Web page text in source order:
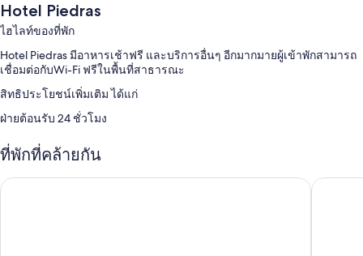
Hotel Piedras
ไฮไลท์ของที่พัก
Hotel Piedras มีอาหารเช้าฟรี และบริการอื่นๆ อีกมากมายผู้เข้าพักสามารถ
เชื่อมต่อกับWi-Fi ฟรีในพื้นที่สาธารณะ
สิทธิประโยชน์เพิ่มเติม ได้แก่
ฝ่ายต้อนรับ 24 ชั่วโมง
ที่พักที่คล้ายกัน
โฮสเทลมีลูการ์ San